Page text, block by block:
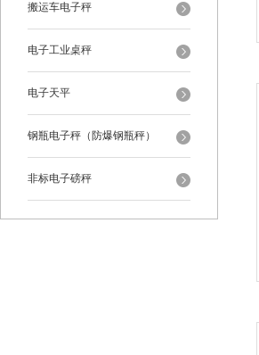
搬运车电子秤
电子工业桌秤
电子天平
钢瓶电子秤（防爆钢瓶秤）
非标电子磅秤